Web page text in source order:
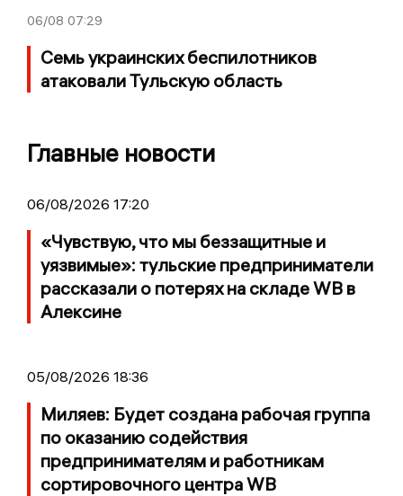
06/08 07:29
Семь украинских беспилотников
атаковали Тульскую область
Главные новости
06/08/2026 17:20
«Чувствую, что мы беззащитные и
уязвимые»: тульские предприниматели
рассказали о потерях на складе WB в
Алексине
05/08/2026 18:36
Миляев: Будет создана рабочая группа
по оказанию содействия
предпринимателям и работникам
сортировочного центра WB